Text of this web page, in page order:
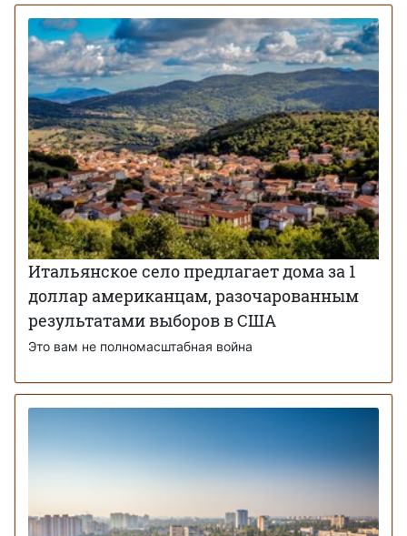
Итальянское село предлагает дома за 1
доллар американцам, разочарованным
результатами выборов в США
Это вам не полномасштабная война